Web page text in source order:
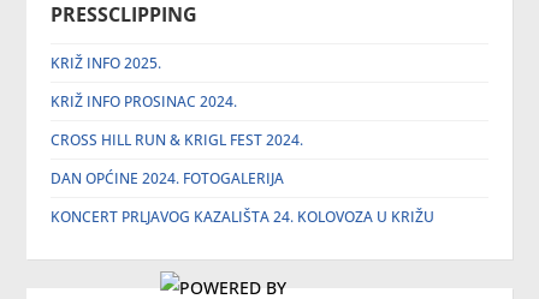
PRESSCLIPPING
KRIŽ INFO 2025.
KRIŽ INFO PROSINAC 2024.
CROSS HILL RUN & KRIGL FEST 2024.
DAN OPĆINE 2024. FOTOGALERIJA
KONCERT PRLJAVOG KAZALIŠTA 24. KOLOVOZA U KRIŽU